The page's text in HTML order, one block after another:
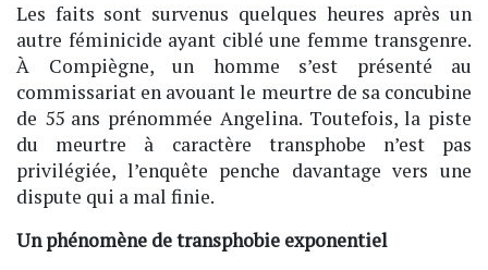
Les faits sont survenus quelques heures après un
autre féminicide ayant ciblé une femme transgenre.
À Compiègne, un homme s’est présenté au
commissariat en avouant le meurtre de sa concubine
de 55 ans prénommée Angelina. Toutefois, la piste
du meurtre à caractère transphobe n’est pas
privilégiée, l’enquête penche davantage vers une
dispute qui a mal finie.
Un phénomène de transphobie exponentiel